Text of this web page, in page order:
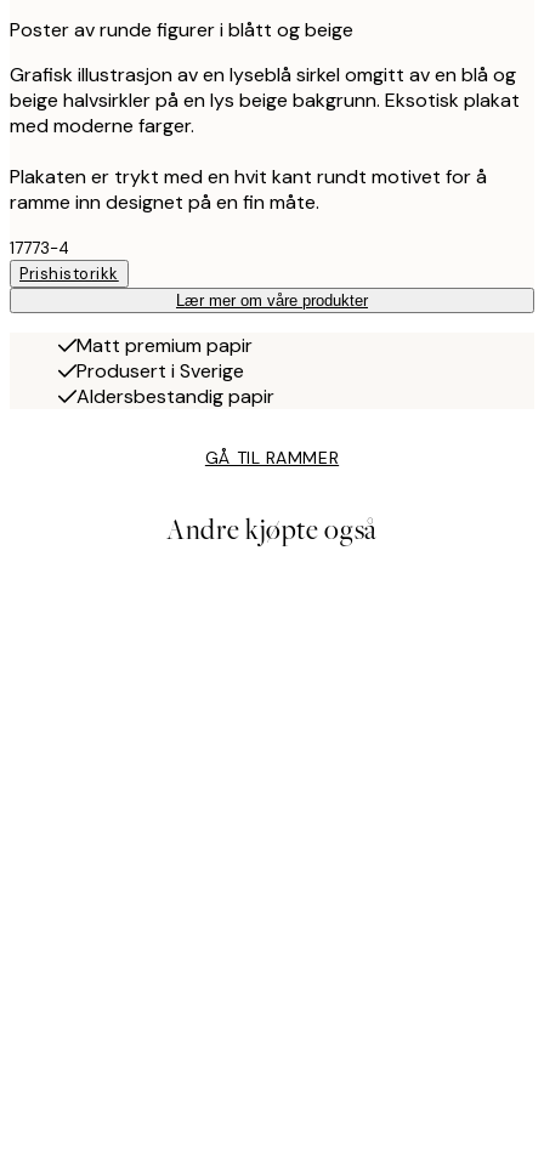
Poster av runde figurer i blått og beige
Grafisk illustrasjon av en lyseblå sirkel omgitt av en blå og
beige halvsirkler på en lys beige bakgrunn. Eksotisk plakat
med moderne farger.
Plakaten er trykt med en hvit kant rundt motivet for å
ramme inn designet på en fin måte.
17773-4
Prishistorikk
Lær mer om våre produkter
Matt premium papir
Produsert i Sverige
Aldersbestandig papir
GÅ TIL RAMMER
Andre kjøpte også